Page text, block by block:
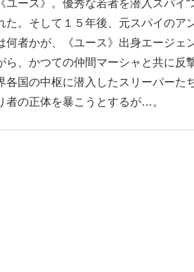
ース》。優秀な若者を潜入スパイ“
。そして１５年後、元スパイのア
者かが、《ユース》出身エージェ
、かつての仲間マーシャと共に反
国の中枢に潜入したスリーパーた
者の正体を暴こうとするが…。